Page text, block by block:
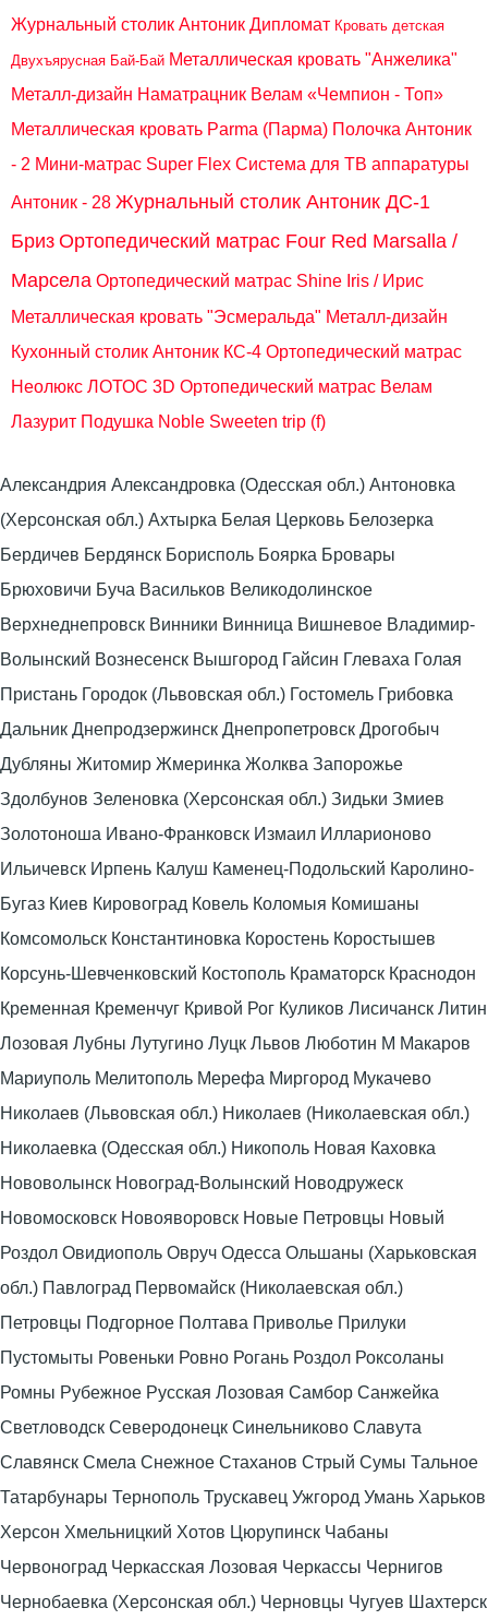
Журнальный столик Антоник Дипломат Кровать детская
Двухъярусная Бай-Бай Металлическая кровать "Анжелика"
Металл-дизайн Наматрацник Велам «Чемпион - Топ»
Металлическая кровать Parma (Парма) Полочка Антоник
- 2 Мини-матрас Super Flex Система для ТВ аппаратуры
Антоник - 28 Журнальный столик Антоник ДС-1
Бриз Ортопедический матрас Four Red Marsalla /
Марсела Ортопедический матрас Shine Iris / Ирис
Металлическая кровать "Эсмеральда" Металл-дизайн
Кухонный столик Антоник КС-4 Ортопедический матрас
Неолюкс ЛОТОС 3D Ортопедический матрас Велам
Лазурит Подушка Noble Sweeten trip (f)
Александрия Александровка (Одесская обл.) Антоновка
(Херсонская обл.) Ахтырка Белая Церковь Белозерка
Бердичев Бердянск Борисполь Боярка Бровары
Брюховичи Буча Васильков Великодолинское
Верхнеднепровск Винники Винница Вишневое Владимир-
Волынский Вознесенск Вышгород Гайсин Глеваха Голая
Пристань Городок (Львовская обл.) Гостомель Грибовка
Дальник Днепродзержинск Днепропетровск Дрогобыч
Дубляны Житомир Жмеринка Жолква Запорожье
Здолбунов Зеленовка (Херсонская обл.) Зидьки Змиев
Золотоноша Ивано-Франковск Измаил Илларионово
Ильичевск Ирпень Калуш Каменец-Подольский Каролино-
Бугаз Киев Кировоград Ковель Коломыя Комишаны
Комсомольск Константиновка Коростень Коростышев
Корсунь-Шевченковский Костополь Краматорск Краснодон
Кременная Кременчуг Кривой Рог Куликов Лисичанск Литин
Лозовая Лубны Лутугино Луцк Львов Люботин М Макаров
Мариуполь Мелитополь Мерефа Миргород Мукачево
Николаев (Львовская обл.) Николаев (Николаевская обл.)
Николаевка (Одесская обл.) Никополь Новая Каховка
Нововолынск Новоград-Волынский Новодружеск
Новомосковск Новояворовск Новые Петровцы Новый
Роздол Овидиополь Овруч Одесса Ольшаны (Харьковская
обл.) Павлоград Первомайск (Николаевская обл.)
Петровцы Подгорное Полтава Приволье Прилуки
Пустомыты Ровеньки Ровно Рогань Роздол Роксоланы
Ромны Рубежное Русская Лозовая Самбор Санжейка
Светловодск Северодонецк Синельниково Славута
Славянск Смела Снежное Стаханов Стрый Сумы Тальное
Татарбунары Тернополь Трускавец Ужгород Умань Харьков
Херсон Хмельницкий Хотов Цюрупинск Чабаны
Червоноград Черкасская Лозовая Черкассы Чернигов
Чернобаевка (Херсонская обл.) Черновцы Чугуев Шахтерск